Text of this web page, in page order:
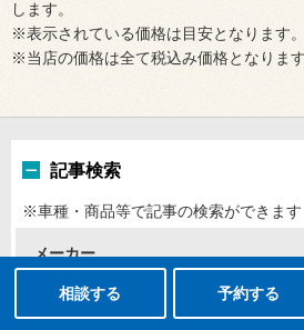
します。
※表示されている価格は目安となります。
※当店の価格は全て税込み価格となります
記事検索
※車種・商品等で記事の検索ができます
メーカー
相談する 予約する